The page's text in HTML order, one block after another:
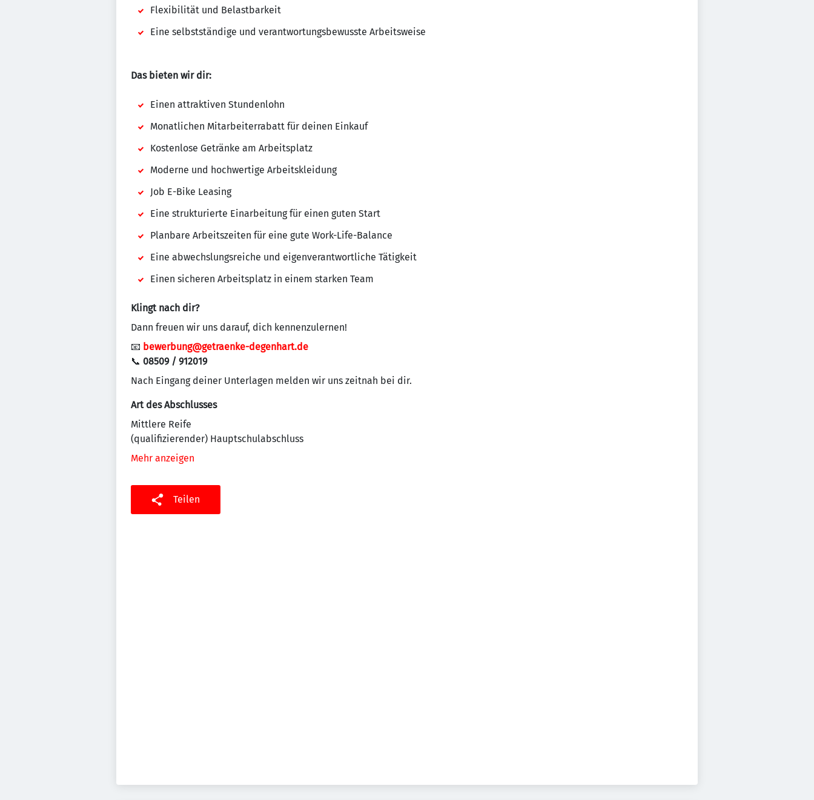
Flexibilität und Belastbarkeit
Eine selbstständige und verantwortungsbewusste Arbeitsweise
Das bieten wir dir:
Einen attraktiven Stundenlohn
Monatlichen Mitarbeiterrabatt für deinen Einkauf
Kostenlose Getränke am Arbeitsplatz
Moderne und hochwertige Arbeitskleidung
Job E-Bike Leasing
Eine strukturierte Einarbeitung für einen guten Start
Planbare Arbeitszeiten für eine gute Work-Life-Balance
Eine abwechslungsreiche und eigenverantwortliche Tätigkeit
Einen sicheren Arbeitsplatz in einem starken Team
Klingt nach dir?
Dann freuen wir uns darauf, dich kennenzulernen!
📧 bewerbung@getraenke-degenhart.de
📞 08509 / 912019
Nach Eingang deiner Unterlagen melden wir uns zeitnah bei dir.
Art des Abschlusses
Mittlere Reife
(qualifizierender) Hauptschulabschluss
Mehr anzeigen
Teilen